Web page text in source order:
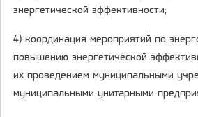
энергетической эффективности;
4) координация мероприятий по
повышению энергетической
их проведением муниципальными
муниципальными унитарными